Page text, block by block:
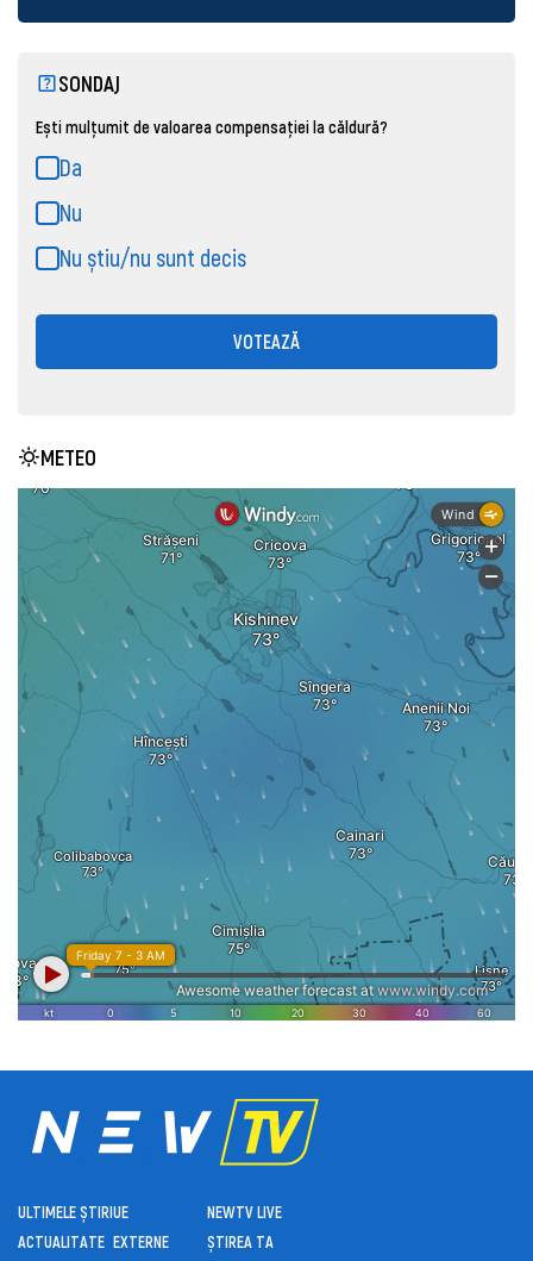
SONDAJ
Ești mulțumit de valoarea compensației la căldură?
Da
Nu
Nu știu/nu sunt decis
VOTEAZĂ
METEO
ULTIMELE ȘTIRI
ACTUALITATE
UE
EXTERNE
NEWTV LIVE
ȘTIREA TA